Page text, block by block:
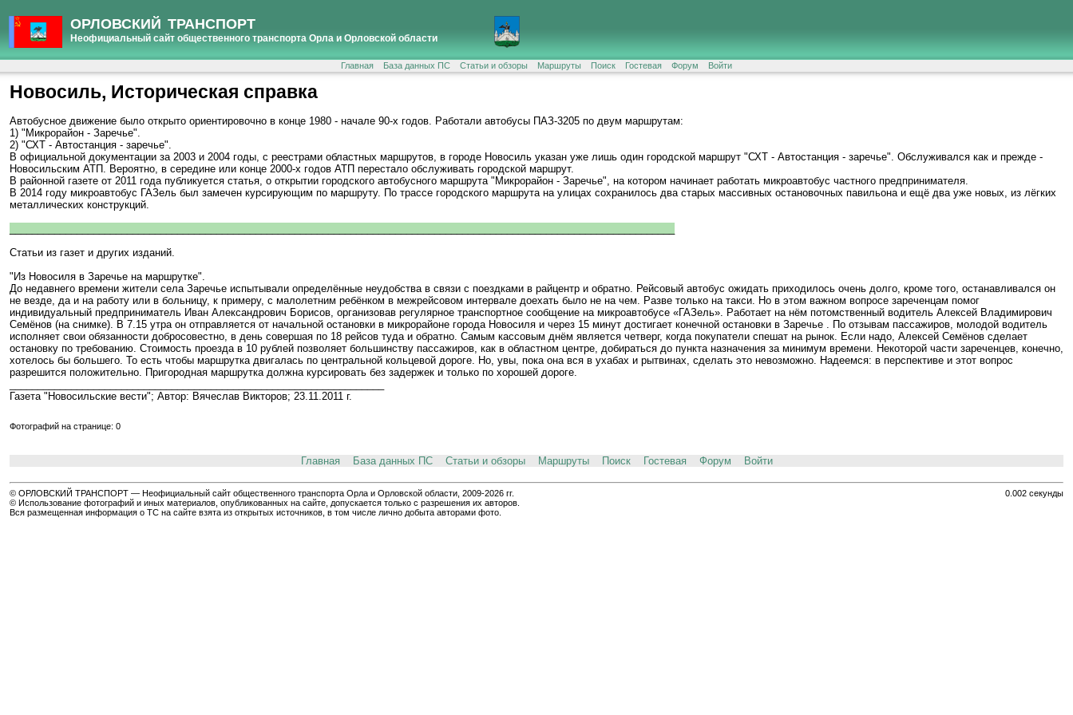
ОРЛОВСКИЙ ТРАНСПОРТ
Неофициальный сайт общественного транспорта Орла и Орловской области
Главная База данных ПС Статьи и обзоры Маршруты Поиск Гостевая Форум Войти
Новосиль, Историческая справка
Автобусное движение было открыто ориентировочно в конце 1980 - начале 90-х годов. Работали автобусы ПАЗ-3205 по двум маршрутам:
1) "Микрорайон - Заречье".
2) "СХТ - Автостанция - заречье".
В официальной документации за 2003 и 2004 годы, с реестрами областных маршрутов, в городе Новосиль указан уже лишь один городской маршрут "СХТ - Автостанция - заречье". Обслуживался как и прежде -
Новосильским АТП. Вероятно, в середине или конце 2000-х годов АТП перестало обслуживать городской маршрут.
В районной газете от 2011 года публикуется статья, о открытии городского автобусного маршрута "Микрорайон - Заречье", на котором начинает работать микроавтобус частного предпринимателя.
В 2014 году микроавтобус ГАЗель был замечен курсирующим по маршруту. По трассе городского маршрута на улицах сохранилось два старых массивных остановочных павильона и ещё два уже новых, из лёгких
металлических конструкций.
Статьи из газет и других изданий.
"Из Новосиля в Заречье на маршрутке".
До недавнего времени жители села Заречье испытывали определённые неудобства в связи с поездками в райцентр и обратно. Рейсовый автобус ожидать приходилось очень долго, кроме того, останавливался он
не везде, да и на работу или в больницу, к примеру, с малолетним ребёнком в межрейсовом интервале доехать было не на чем. Разве только на такси. Но в этом важном вопросе зареченцам помог
индивидуальный предприниматель Иван Александрович Борисов, организовав регулярное транспортное сообщение на микроавтобусе «ГАЗель». Работает на нём потомственный водитель Алексей Владимирович
Семёнов (на снимке). В 7.15 утра он отправляется от начальной остановки в микрорайоне города Новосиля и через 15 минут достигает конечной остановки в Заречье . По отзывам пассажиров, молодой водитель
исполняет свои обязанности добросовестно, в день совершая по 18 рейсов туда и обратно. Самым кассовым днём является четверг, когда покупатели спешат на рынок. Если надо, Алексей Семёнов сделает
остановку по требованию. Стоимость проезда в 10 рублей позволяет большинству пассажиров, как в областном центре, добираться до пункта назначения за минимум времени. Некоторой части зареченцев, конечно,
хотелось бы большего. То есть чтобы маршрутка двигалась по центральной кольцевой дороге. Но, увы, пока она вся в ухабах и рытвинах, сделать это невозможно. Надеемся: в перспективе и этот вопрос
разрешится положительно. Пригородная маршрутка должна курсировать без задержек и только по хорошей дороге.
Газета "Новосильские вести"; Автор: Вячеслав Викторов; 23.11.2011 г.
Фотографий на странице: 0
Главная База данных ПС Статьи и обзоры Маршруты Поиск Гостевая Форум Войти
0.002 секунды
© ОРЛОВСКИЙ ТРАНСПОРТ — Неофициальный сайт общественного транспорта Орла и Орловской области, 2009-2026 гг.
© Использование фотографий и иных материалов, опубликованных на сайте, допускается только с разрешения их авторов.
Вся размещенная информация о ТС на сайте взята из открытых источников, в том числе лично добыта авторами фото.